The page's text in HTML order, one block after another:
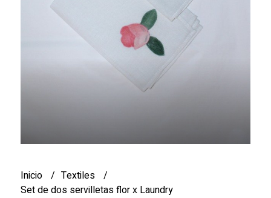
Inicio
Textiles
Set de dos servilletas flor x Laundry